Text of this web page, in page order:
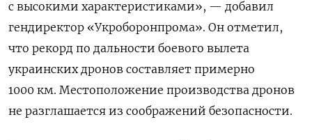
с высокими характеристиками», — добавил
гендиректор «Укроборонпрома». Он отметил,
что рекорд по дальности боевого вылета
украинских дронов составляет примерно
1000 км. Местоположение производства дронов
не разглашается из соображений безопасности.